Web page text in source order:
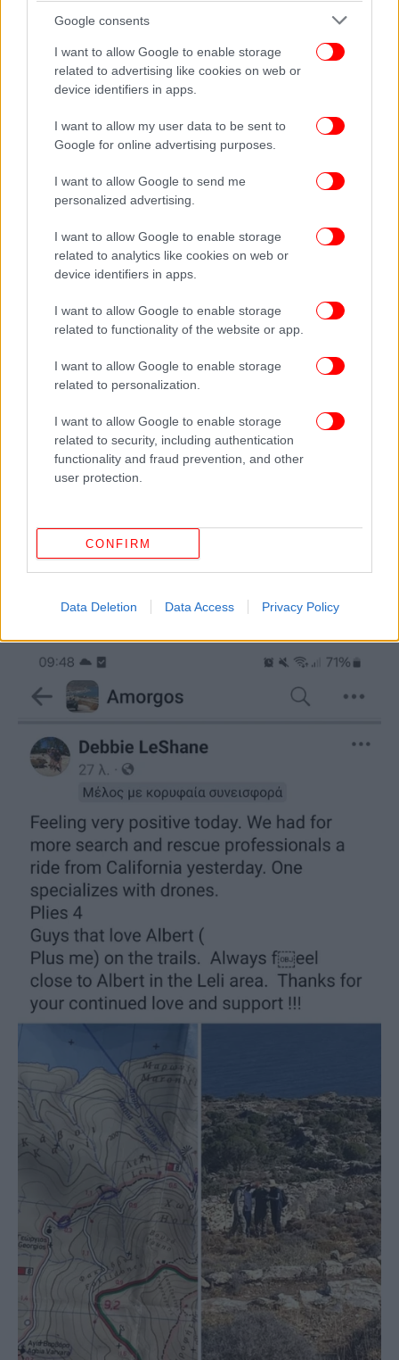
Google consents
I want to allow Google to enable storage
related to advertising like cookies on web or
device identifiers in apps.
I want to allow my user data to be sent to
Google for online advertising purposes.
I want to allow Google to send me
personalized advertising.
I want to allow Google to enable storage
related to analytics like cookies on web or
device identifiers in apps.
I want to allow Google to enable storage
related to functionality of the website or app.
I want to allow Google to enable storage
related to personalization.
I want to allow Google to enable storage
related to security, including authentication
functionality and fraud prevention, and other
user protection.
CONFIRM
Data Deletion Data Access Privacy Policy